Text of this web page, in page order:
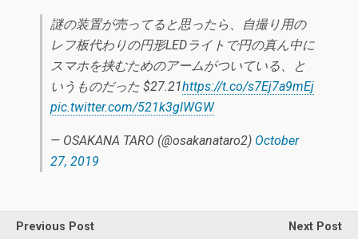
謎の装置が売ってると思ったら、自撮り用の
レフ板代わりの円形LEDライトで円の真ん中に
スマホを挟むためのアームがついている、と
いうものだった $27.21https://t.co/s7Ej7a9mEj
pic.twitter.com/521k3glWGW
— OSAKANA TARO (@osakanataro2) October
27, 2019
Previous Post Next Post